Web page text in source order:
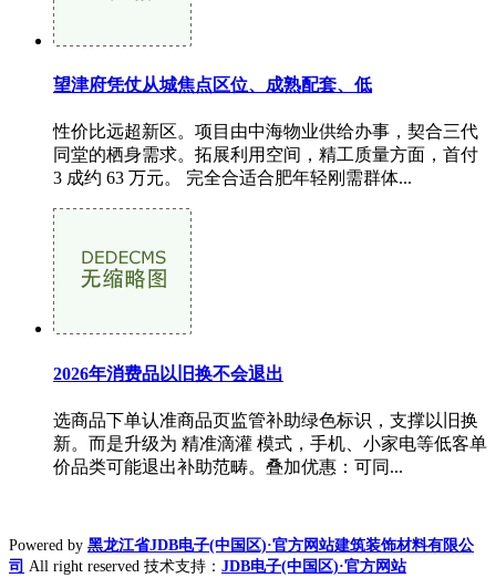
望津府凭仗从城焦点区位、成熟配套、低
性价比远超新区。项目由中海物业供给办事，契合三代
同堂的栖身需求。拓展利用空间，精工质量方面，首付
3 成约 63 万元。 完全合适合肥年轻刚需群体...
2026年消费品以旧换不会退出
选商品下单认准商品页监管补助绿色标识，支撑以旧换
新。而是升级为 精准滴灌 模式，手机、小家电等低客单
价品类可能退出补助范畴。叠加优惠：可同...
Powered by 黑龙江省JDB电子(中国区)·官方网站建筑装饰材料有限公
司 All right reserved 技术支持： JDB电子(中国区)·官方网站